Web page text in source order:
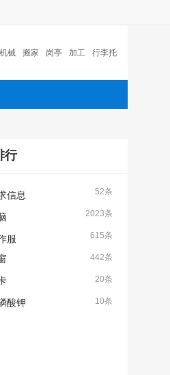
机械 搬家 岗亭 加工 行李托
息
行
52条
信息
2023条
615条
服
442条
20条
10条
酸钾